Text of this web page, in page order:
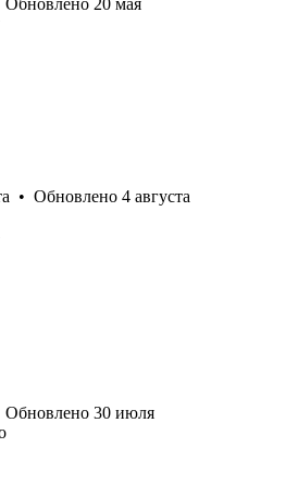
• Обновлено 4 августа
Обновлено 30 июля